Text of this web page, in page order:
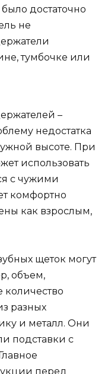
достаточно
не
тумбочке или
–
недостатка
высоте. При
использовать
с чужими
комфортно
как взрослым,
щеток могут
объем,
количество
разных
и металл. Они
подставки с
перед